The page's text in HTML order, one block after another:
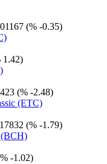
(% -0.35)
1.42)
(% -2.48)
(% -1.79)
-1.02)